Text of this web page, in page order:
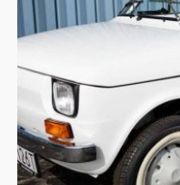
NEWSLETTER